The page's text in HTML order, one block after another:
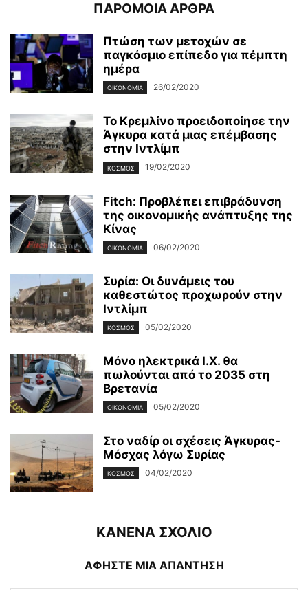
ΠΑΡΟΜΟΙΑ ΑΡΘΡΑ
Πτώση των μετοχών σε
παγκόσμιο επίπεδο για πέμπτη
ημέρα
ΟΙΚΟΝΟΜΊΑ 26/02/2020
Το Κρεμλίνο προειδοποίησε την
Άγκυρα κατά μιας επέμβασης
στην Ιντλίμπ
ΚΌΣΜΟΣ 19/02/2020
Fitch: Προβλέπει επιβράδυνση
της οικονομικής ανάπτυξης της
Κίνας
ΟΙΚΟΝΟΜΊΑ 06/02/2020
Συρία: Οι δυνάμεις του
καθεστώτος προχωρούν στην
Ιντλίμπ
ΚΌΣΜΟΣ 05/02/2020
Μόνο ηλεκτρικά Ι.Χ. θα
πωλούνται από το 2035 στη
Βρετανία
ΟΙΚΟΝΟΜΊΑ 05/02/2020
Στο ναδίρ οι σχέσεις Άγκυρας-
Μόσχας λόγω Συρίας
ΚΌΣΜΟΣ 04/02/2020
ΚΑΝΕΝΑ ΣΧΟΛΙΟ
ΑΦΗΣΤΕ ΜΙΑ ΑΠΑΝΤΗΣΗ